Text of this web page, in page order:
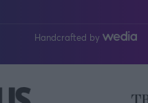
Handcrafted by